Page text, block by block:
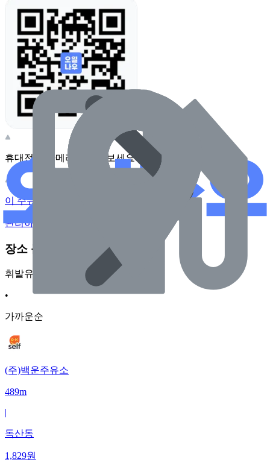
휴대전화 카메라로 찍어보세요
이 주유소의 사장님이신가요?
관리하기
장소 근처 주유소
휘발유
•
가까운순
(주)백운주유소
489m
|
독산동
1,829원